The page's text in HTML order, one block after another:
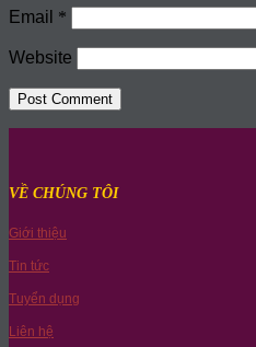
Email *
Website
VỀ CHÚNG TÔI
Giới thiệu
Tin tức
Tuyển dụng
Liên hệ